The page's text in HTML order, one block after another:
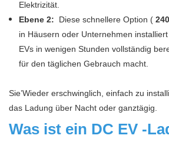
Elektrizität.
Ebene 2:
Diese schnellere Option (
in Häusern oder Unternehmen
EVs in wenigen Stunden vollständig
für den täglichen Gebrauch macht.
Sie’Wieder erschwinglich, einfach zu
das Ladung über Nacht oder ganztägig.
Was ist ein DC EV -